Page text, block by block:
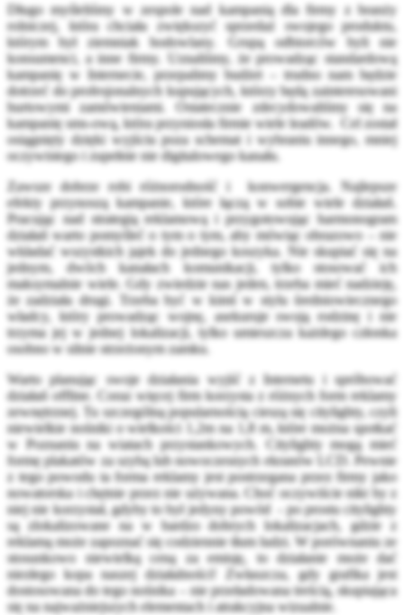
Długo myśleliśmy w zespole nad kampanią dla firmy z branży
rolniczej, która chciała zwiększyć sprzedaż swojego produktu,
którym był ziemniak hodowlany. Grupą odbiorców byli nie
konsumenci, a inne firmy. Uznaliśmy, że prowadząc standardową
kampanię w Internecie, przepalimy budżet – trudno nam będzie
dotrzeć do profesjonalnych kupujących, którzy będą zainteresowani
hurtowymi zamówieniami. Ostatecznie zdecydowaliśmy się na
kampanię sms-ową, która przyniosła firmie wiele leadów. Cel został
osiągnięty dzięki wyjściu poza schemat i wybraniu innego, mniej
oczywistego i zupełnie nie digitalowego kanału.
Zawsze dobrze robi różnorodność i konwergencja. Najlepsze
efekty przynoszą kampanie, które łączą w sobie wiele działań.
Pracując nad strategią reklamową i przygotowując harmonogram
działań warto pomyśleć o tym o tym, aby mówiąc obrazowo – nie
wkładać wszystkich jajek do jednego koszyka. Nie skupiać się na
jednym, dwóch kanałach komunikacji, tylko stosować ich
maksymalnie wiele. Gdy zwiedzie nas jeden, trzeba mieć nadzieję,
że zadziała drugi. Trzeba być w kimś w stylu średniowiecznego
władcy, który prowadząc wojnę, asekuruje swoją rodzinę i nie
trzyma jej w jednej lokalizacji, tylko umieszcza każdego członka
osobno w silnie strzeżonym zamku.
Warto planując swoje działania wyjść z Internetu i spróbować
działań offline. Coraz więcej firm korzysta z różnych form reklamy
zewnętrznej. Tu szczególną popularnością cieszą się citylighty, czyli
niewielkie nośniki o wielkości 1,2m na 1,8 m, które można spotkać
w Poznaniu na wiatach przystankowych. Citylighty mogą mieć
formę plakatów za szybą lub nowoczesnych ekranów LCD. Pewnie
z tego powodu ta forma reklamy jest postrzegana przez firmy jako
nowatorska i chętnie przez nie używana. Choć oczywiście nikt by z
niej nie korzystał, gdyby to był jedyny powód - po prostu citylighty
są zlokalizowane na w bardzo dobrych lokalizacjach, gdzie z
reklamą może zapoznać się codziennie tłum ludzi. W porównaniu ze
stosunkowo niewielką ceną za emisję, to działanie może dać
niezłego kopa naszej działalności! Zwłaszcza, gdy grafika jest
dostosowana do tego nośnika – nie przeładowana treścią, skupiająca
się na najważniejszych elementach i atrakcyjna wizualnie.